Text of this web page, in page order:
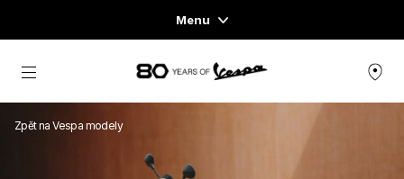
Menu
Home
OBLEČENÍ & LIFESTYLE
Přejít na hlavní obsah
Zpět na Vespa modely